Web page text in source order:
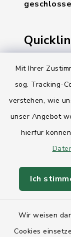
Mit Ihrer
sog. Tracking-
verstehen, wie
unser Angebot
hierfür
Ich
Wir weisen
Cookies
Ihre